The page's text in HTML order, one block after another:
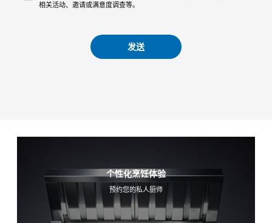
相关活动、邀请或满意度调查等。
发送
个性化烹饪体验
预约您的私人厨师